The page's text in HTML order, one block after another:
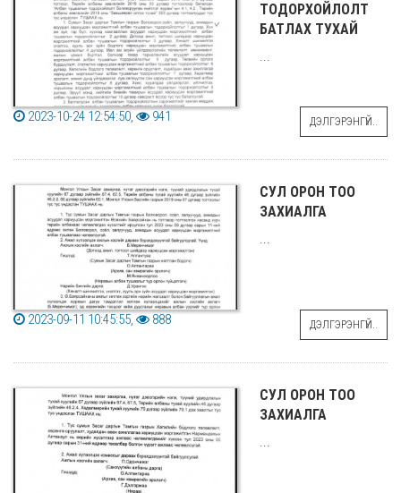
ТОДОРХОЙЛОЛТ
БАТЛАХ ТУХАЙ
...
2023-10-24 12:54:50, 941 ДЭЛГЭРЭНГҮЙ..
СУЛ ОРОН ТОО
ЗАХИАЛГА
...
2023-09-11 10:45:55, 888 ДЭЛГЭРЭНГҮЙ..
СУЛ ОРОН ТОО
ЗАХИАЛГА